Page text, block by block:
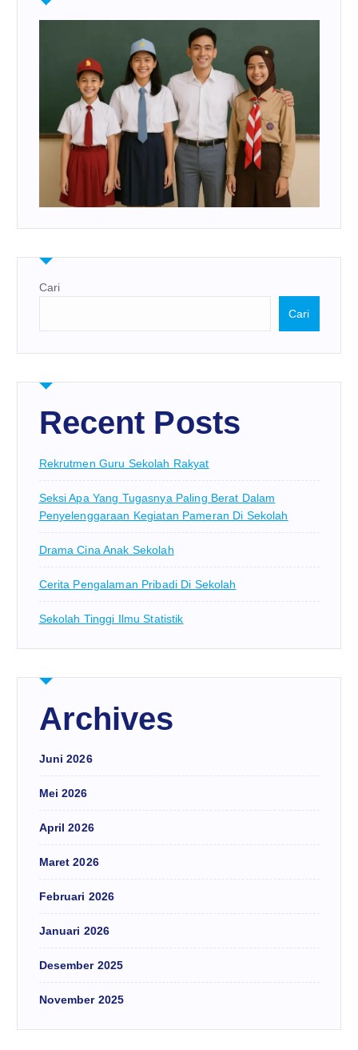
Cari
Cari
Recent Posts
Rekrutmen Guru Sekolah Rakyat
Seksi Apa Yang Tugasnya Paling Berat Dalam
Penyelenggaraan Kegiatan Pameran Di Sekolah
Drama Cina Anak Sekolah
Cerita Pengalaman Pribadi Di Sekolah
Sekolah Tinggi Ilmu Statistik
Archives
Juni 2026
Mei 2026
April 2026
Maret 2026
Februari 2026
Januari 2026
Desember 2025
November 2025